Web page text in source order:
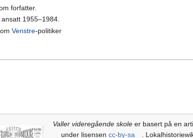
forfatter.
1955–1984.
Venstre-politiker
Valler videregående skoleer basert på en
under lisensen cc-by-sa .